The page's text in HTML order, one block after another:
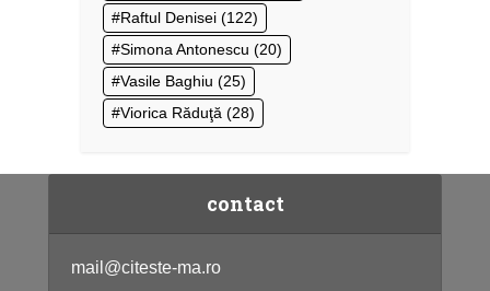
Raftul Denisei (122)
Simona Antonescu (20)
Vasile Baghiu (25)
Viorica Răduţă (28)
contact
mail@citeste-ma.ro